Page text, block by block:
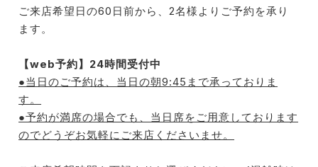
ご来店希望日の60日前から、2名様よりご予約を承り
ます。
【web予約】24時間受付中
●当日のご予約は、当日の朝9:45まで承っておりま
す。
●予約が満席の場合でも、当日席をご用意しております
のでどうぞお気軽にご来店くださいませ。